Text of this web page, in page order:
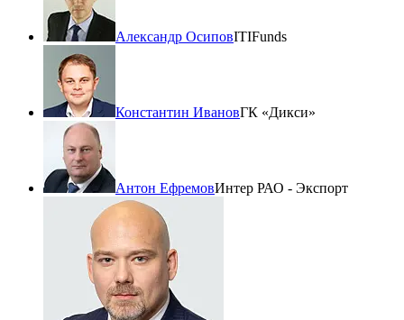
Александр ОсиповITIFunds
Константин ИвановГК «Дикси»
Антон ЕфремовИнтер РАО - Экспорт